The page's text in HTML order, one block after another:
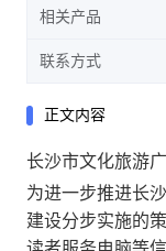
相关产品
联系方式
正文内容
长沙市文化旅游
为进一步推进长
建设分步实施的